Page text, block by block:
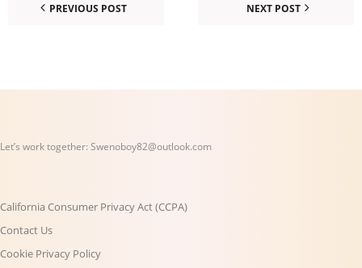
PREVIOUS POST NEXT POST
Let’s work together: Swenoboy82@outlook.com
California Consumer Privacy Act (CCPA)
Contact Us
Cookie Privacy Policy